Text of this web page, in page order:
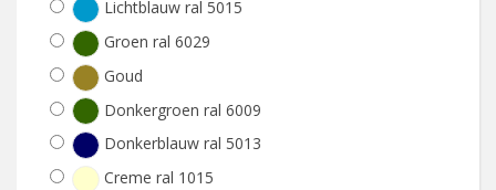
Lichtblauw ral 5015
Groen ral 6029
Goud
Donkergroen ral 6009
Donkerblauw ral 5013
Creme ral 1015